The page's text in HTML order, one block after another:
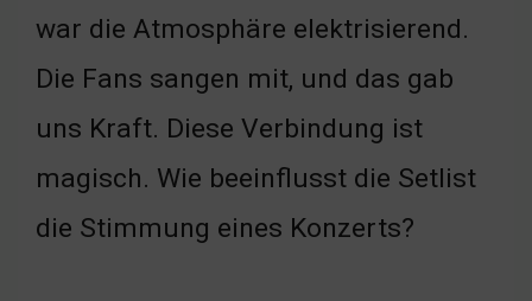
war die Atmosphäre elektrisierend.
Die Fans sangen mit, und das gab
uns Kraft. Diese Verbindung ist
magisch. Wie beeinflusst die Setlist
die Stimmung eines Konzerts?